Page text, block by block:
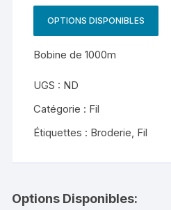
OPTIONS DISPONIBLES
Bobine de 1000m
UGS : ND
Catégorie : Fil
Étiquettes : Broderie Fil
Options Disponibles: